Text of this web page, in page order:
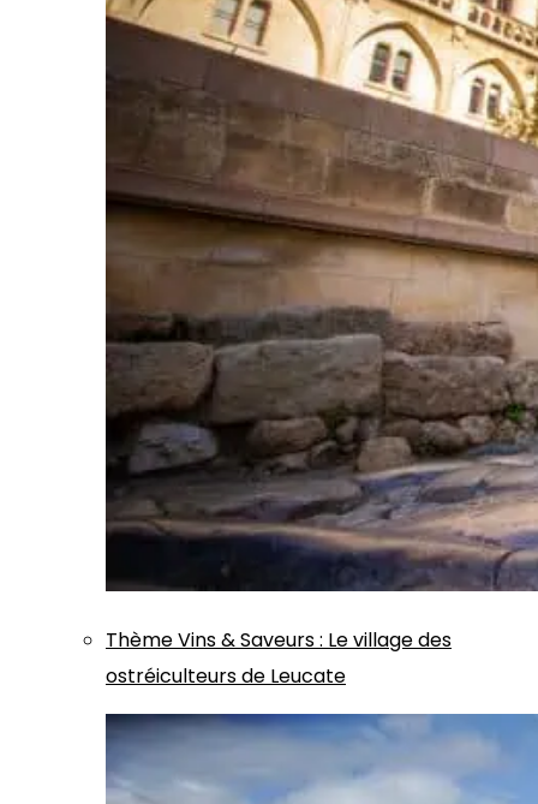
ThèmeVins & Saveurs: Le village des
ostréiculteurs de Leucate